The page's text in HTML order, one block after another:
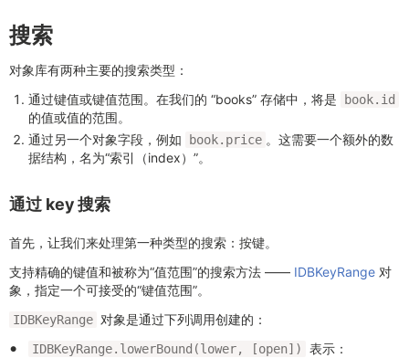
搜索
对象库有两种主要的搜索类型：
通过键值或键值范围。在我们的 “books” 存储中，将是
book.id
的值或值的范围。
通过另一个对象字段，例如
book.price 。这需要一个额外的数
据结构，名为“索引（index）”。
通过 key 搜索
首先，让我们来处理第一种类型的搜索：按键。
支持精确的键值和被称为“值范围”的搜索方法 —— IDBKeyRange 对
象，指定一个可接受的“键值范围”。
IDBKeyRange 对象是通过下列调用创建的：
IDBKeyRange.lowerBound(lower, [open]) 表示：